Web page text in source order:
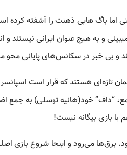
اما باگ هایی ذهنت را آشفته
و به هیچ عنوان ایرانی نیستند
و بی خبر در سکانس‌های پایانی محو
تازه‌ای هستند که قرار است
“داف” خود(هانیه توسلی) به جمع
با بازی بیگانه نیست!
برق‌ها می‌رود و اینجا شروع بازی